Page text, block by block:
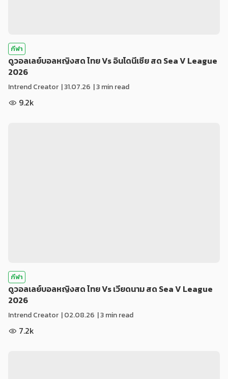
กีฬา
ดูวอลเลย์บอลหญิงสด ไทย Vs อินโดนีเซีย สด Sea V League
2026
Intrend Creator |31.07.26 | 3 min read
9.2k
กีฬา
ดูวอลเลย์บอลหญิงสด ไทย Vs เวียดนาม สด Sea V League
2026
Intrend Creator |02.08.26 | 3 min read
7.2k